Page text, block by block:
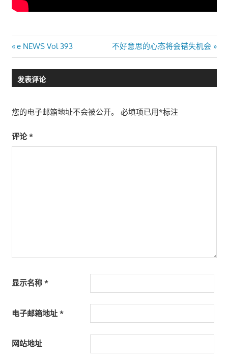
文
章
导
航
Previous
Post:
e NEWS Vol 393
Next
Post:
不好意思的心态将会错失机会
发表评论
您的电子邮箱地址不会被公开。 必填项已用*标注
评论*
显示名称 *
电子邮箱地址 *
网站地址